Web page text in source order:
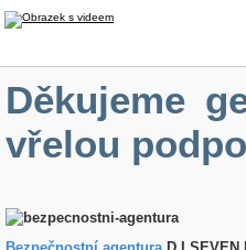
Děkujeme
vřelou